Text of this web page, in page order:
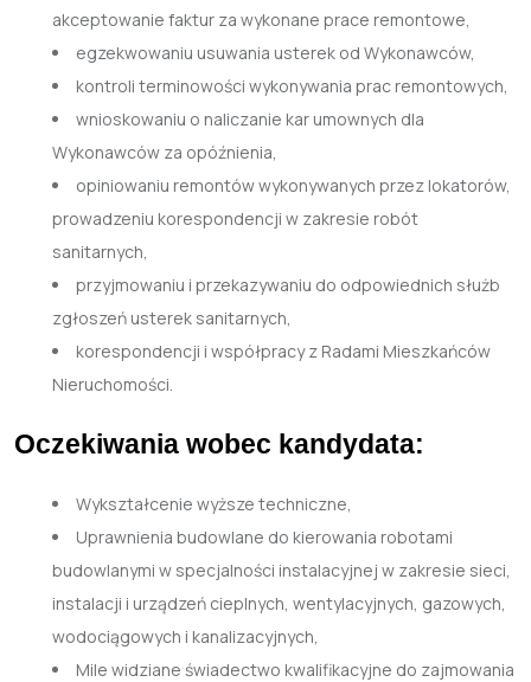
akceptowanie faktur za wykonane prace remontowe,
egzekwowaniu usuwania usterek od Wykonawców,
kontroli terminowości wykonywania prac remontowych,
wnioskowaniu o naliczanie kar umownych dla
Wykonawców za opóźnienia,
opiniowaniu remontów wykonywanych przez lokatorów,
prowadzeniu korespondencji w zakresie robót
sanitarnych,
przyjmowaniu i przekazywaniu do odpowiednich służb
zgłoszeń usterek sanitarnych,
korespondencji i współpracy z Radami Mieszkańców
Nieruchomości.
Oczekiwania wobec kandydata:
Wykształcenie wyższe techniczne,
Uprawnienia budowlane do kierowania robotami
budowlanymi w specjalności instalacyjnej w zakresie sieci,
instalacji i urządzeń cieplnych, wentylacyjnych, gazowych,
wodociągowych i kanalizacyjnych,
Mile widziane świadectwo kwalifikacyjne do zajmowania